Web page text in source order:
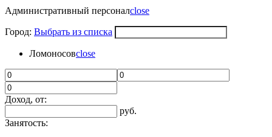
Административный персоналclose
Город: Выбрать из списка
Ломоносовclose
Доход, от:
руб.
Занятость: